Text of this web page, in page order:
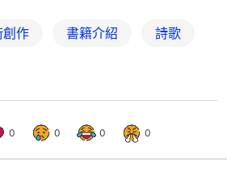
創作 書籍介紹 詩歌
0 0 0 0